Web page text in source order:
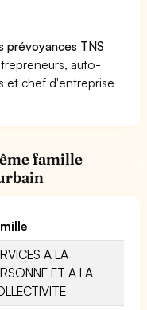
prévoyances TNS
auto-
et chef d'entreprise
famille
A LA
ET A LA